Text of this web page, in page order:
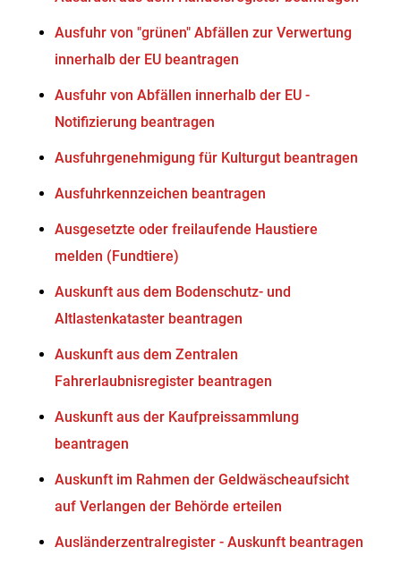
Ausfuhr von "grünen" Abfällen zur Verwertung
innerhalb der EU beantragen
Ausfuhr von Abfällen innerhalb der EU -
Notifizierung beantragen
Ausfuhrgenehmigung für Kulturgut beantragen
Ausfuhrkennzeichen beantragen
Ausgesetzte oder freilaufende Haustiere
melden (Fundtiere)
Auskunft aus dem Bodenschutz- und
Altlastenkataster beantragen
Auskunft aus dem Zentralen
Fahrerlaubnisregister beantragen
Auskunft aus der Kaufpreissammlung
beantragen
Auskunft im Rahmen der Geldwäscheaufsicht
auf Verlangen der Behörde erteilen
Ausländerzentralregister - Auskunft beantragen